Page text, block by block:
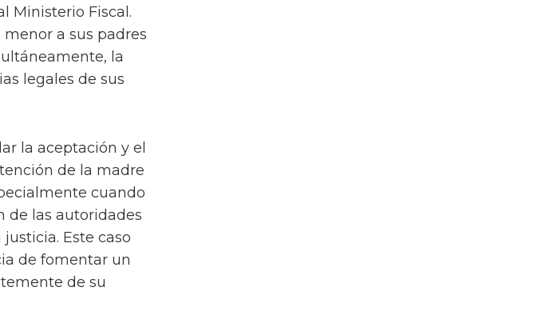
Ministerio Fiscal.
a sus padres
la
legales de sus
la aceptación y el
de la madre
cuando
de las autoridades
Este caso
de fomentar un
de su